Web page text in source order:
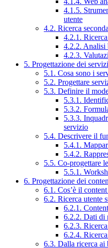
4.1.5.
utente
4.2. Ricerca
4.2.1.
4.2.2. Analisi
4.2.3.
5. Progettazione dei servizi
5.1. Cosa sono i
5.2. Progettare
5.3. Definire il
5.3.1.
5.3.2.
5.3.3.
servizio
5.4. Descrivere il
5.4.1.
5.4.2.
5.5. Co-progettare
5.5.1.
6. Progettazione dei
6.1. Cos’è il
6.2. Ricerca utente
6.2.1.
6.2.2. Dati di
6.2.3.
6.2.4.
6.3. Dalla ricerca ai